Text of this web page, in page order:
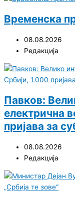
Временска
08.08.2026
Редакција
Павков:
електрична
пријава за
08.08.2026
Редакција